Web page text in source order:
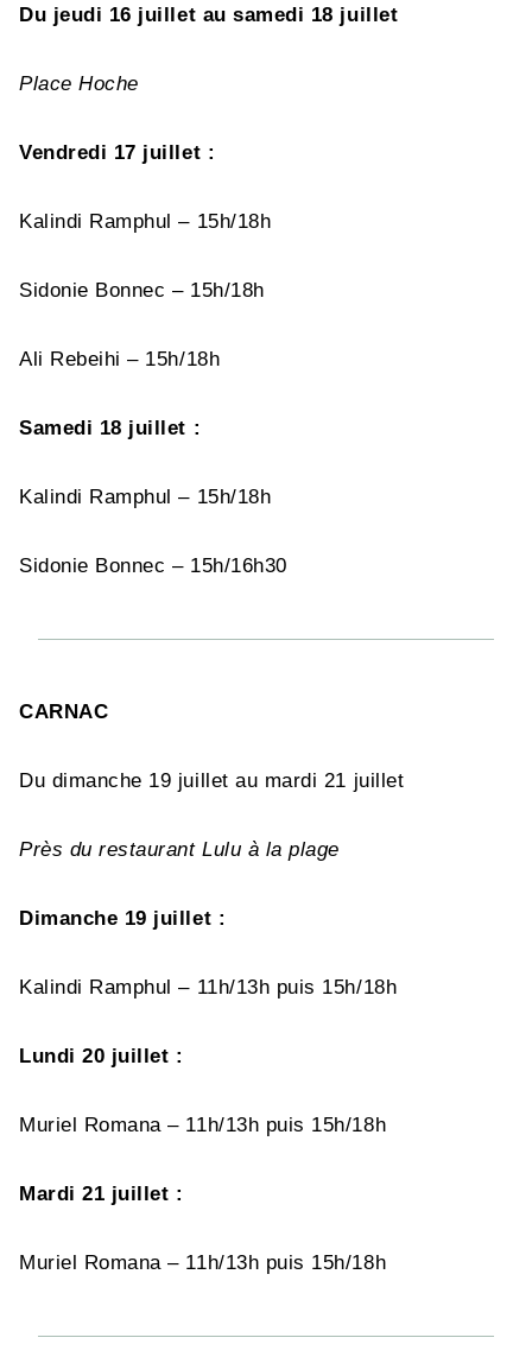
Du jeudi 16 juillet au samedi 18 juillet
Place Hoche
Vendredi 17 juillet :
Kalindi Ramphul – 15h/18h
Sidonie Bonnec – 15h/18h
Ali Rebeihi – 15h/18h
Samedi 18 juillet :
Kalindi Ramphul – 15h/18h
Sidonie Bonnec – 15h/16h30
CARNAC
Du dimanche 19 juillet au mardi 21 juillet
Près du restaurant Lulu à la plage
Dimanche 19 juillet :
Kalindi Ramphul – 11h/13h puis 15h/18h
Lundi 20 juillet :
Muriel Romana – 11h/13h puis 15h/18h
Mardi 21 juillet :
Muriel Romana – 11h/13h puis 15h/18h